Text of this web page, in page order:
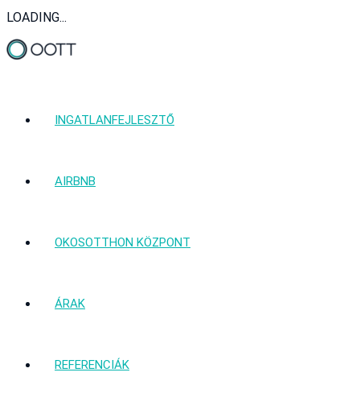
LOADING...
INGATLANFEJLESZTŐ
AIRBNB
OKOSOTTHON KÖZPONT
ÁRAK
REFERENCIÁK